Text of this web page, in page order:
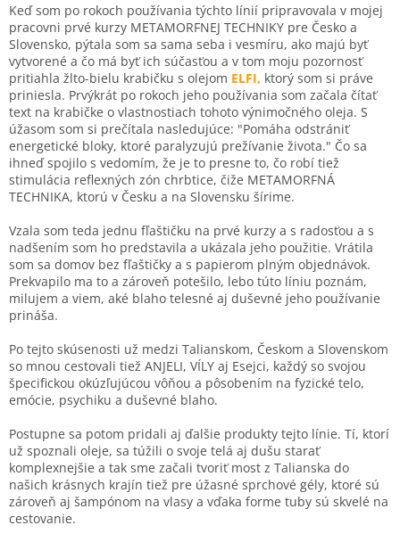
Keď som po rokoch používania týchto línií pripravovala v mojej
pracovni prvé kurzy METAMORFNEJ TECHNIKY pre Česko a
Slovensko, pýtala som sa sama seba i vesmíru, ako majú byť
vytvorené a čo má byť ich súčasťou a v tom moju pozornosť
pritiahla žlto-bielu krabičku s olejom ELFI, ktorý som si práve
priniesla. Prvýkrát po rokoch jeho používania som začala čítať
text na krabičke o vlastnostiach tohoto výnimočného oleja. S
úžasom som si prečítala nasledujúce: "Pomáha odstrániť
energetické bloky, ktoré paralyzujú prežívanie života." Čo sa
ihneď spojilo s vedomím, že je to presne to, čo robí tiež
stimulácia reflexných zón chrbtice, čiže METAMORFNÁ
TECHNIKA, ktorú v Česku a na Slovensku šírime.
Vzala som teda jednu fľaštičku na prvé kurzy a s radosťou a s
nadšením som ho predstavila a ukázala jeho použitie. Vrátila
som sa domov bez fľaštičky a s papierom plným objednávok.
Prekvapilo ma to a zároveň potešilo, lebo túto líniu poznám,
milujem a viem, aké blaho telesné aj duševné jeho používanie
prináša.
Po tejto skúsenosti už medzi Talianskom, Českom a Slovenskom
so mnou cestovali tiež ANJELI, VÍLY aj Esejci, každý so svojou
špecifickou okúzľujúcou vôňou a pôsobením na fyzické telo,
emócie, psychiku a duševné blaho.
Postupne sa potom pridali aj ďalšie produkty tejto línie. Tí, ktorí
už spoznali oleje, sa túžili o svoje telá aj dušu starať
komplexnejšie a tak sme začali tvoriť most z Talianska do
našich krásnych krajín tiež pre úžasné sprchové gély, ktoré sú
zároveň aj šampónom na vlasy a vďaka forme tuby sú skvelé na
cestovanie.